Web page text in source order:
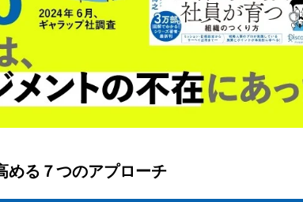
める７つのアプローチ